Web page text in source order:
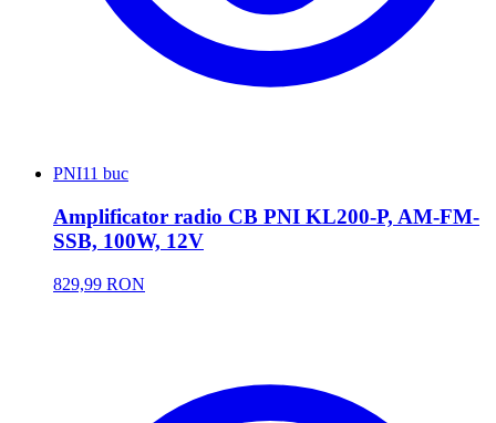
PNI11 buc
Amplificator radio CB PNI KL200-P, AM-FM-
SSB, 100W, 12V
829,99 RON